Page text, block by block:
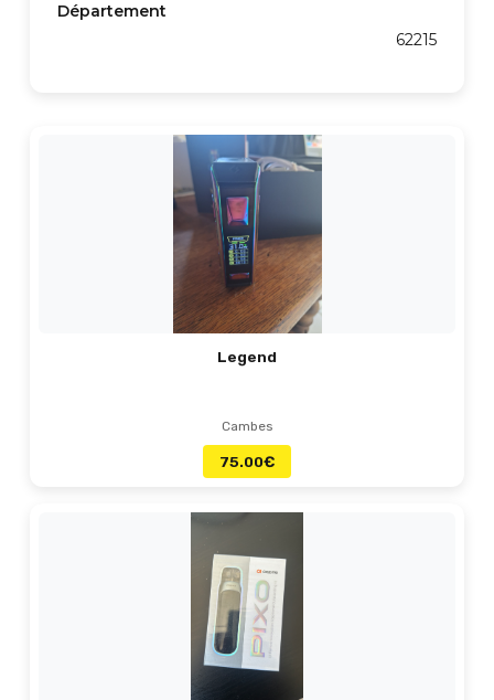
Département
62215
Legend
Cambes
75.00€